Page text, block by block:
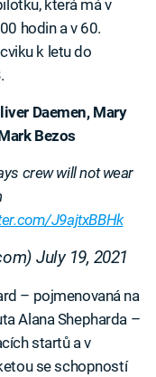
která má v
hodin a v 60.
k letu do
Daemen, Mary
Bezos
crew will not wear
J9ajtxBBHk
July 19, 2021
– pojmenovaná na
Alana Shepharda –
startů a v
se schopností